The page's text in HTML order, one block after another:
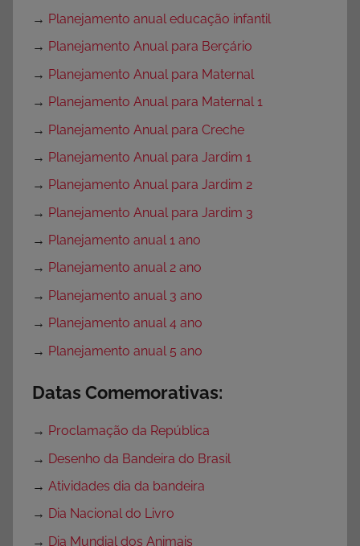
→ Planejamento anual educação infantil
→ Planejamento Anual para Berçário
→ Planejamento Anual para Maternal
→ Planejamento Anual para Maternal 1
→ Planejamento Anual para Creche
→ Planejamento Anual para Jardim 1
→ Planejamento Anual para Jardim 2
→ Planejamento Anual para Jardim 3
→ Planejamento anual 1 ano
→ Planejamento anual 2 ano
→ Planejamento anual 3 ano
→ Planejamento anual 4 ano
→ Planejamento anual 5 ano
Datas Comemorativas:
→ Proclamação da República
→ Desenho da Bandeira do Brasil
→ Atividades dia da bandeira
→ Dia Nacional do Livro
→ Dia Mundial dos Animais